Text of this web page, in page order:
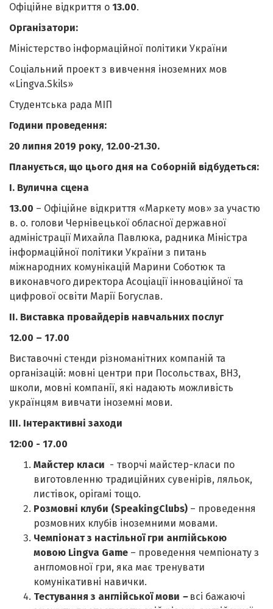
Офіційне відкриття о 13.00.
Організатори:
Міністерство інформаційної політики України
Соціальний проект з вивчення іноземних мов
«Lingva.Skils»
Студентська рада МІП
Години проведення:
20 липня 2019 року, 12.00-21.30.
Планується, що цього дня на Соборній відбудеться:
І. Вулична сцена
13.00 – Офіційне відкриття «Маркету мов» за участю
в. о. голови Чернівецької обласної державної
адміністрації Михайла Павлюка, радника Міністра
інформаційної політики України з питань
міжнародних комунікацій Марини Соботюк та
виконавчого директора Асоціації інноваційної та
цифрової освіти Марії Богуслав.
ІІ. Виставка провайдерів навчальних послуг
12.00 – 17.00
Виставочні стенди різноманітних компаній та
організацій: мовні центри при Посольствах, ВНЗ,
школи, мовні компанії, які надають можливість
українцям вивчати іноземні мови.
ІІІ. Інтерактивні заходи
12:00 - 17.00
Майстер класи - творчі майстер-класи по
виготовленню традиційних сувенірів, ляльок,
листівок, орігамі тощо.
Розмовні клуби (SpeakingClubs) – проведення
розмовних клубів іноземними мовами.
Чемпіонат з настільної гри англійською
мовою Lingva Game – проведення чемпіонату з
англомовної гри, яка має тренувати
комунікативні навички.
Тестування з англійської мови –всі бажаючі